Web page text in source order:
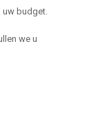
uw budget.
we u